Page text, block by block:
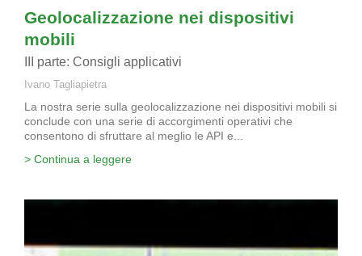
Geolocalizzazione nei dispositivi
mobili
III parte: Consigli applicativi
Ivano Tagliapietra
La nostra serie sulla geolocalizzazione nei dispositivi mobili si
conclude con una serie di accorgimenti operativi che
consentono di sfruttare al meglio le API e...
> Continua a leggere